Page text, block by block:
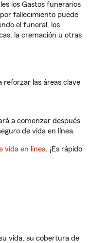
los Gastos funerarios
fallecimiento puede
el funeral, los
la cremación u otras
reforzar las áreas clave
a comenzar después
de vida en línea.
vida en línea. ¡Es rápido
vida, su cobertura de